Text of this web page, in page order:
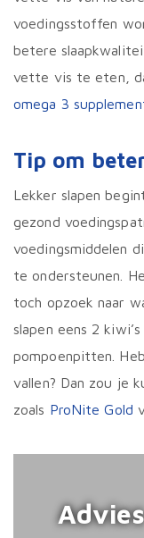
voedingsstoffen
betere
vette vis te eten,
omega 3
Tip om
Lekker slapen
gezond
voedingsmiddelen
te ondersteunen.
toch opzoek naar
slapen eens 2
pompoenpitten.
vallen? Dan zou je
zoals ProNite Gold